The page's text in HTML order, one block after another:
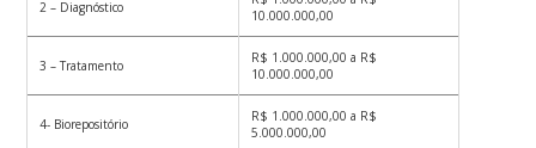
2 – Diagnóstico
10.000.000,00
3 – Tratamento
R$ 1.000.000,00 a R$
10.000.000,00
4- Biorepositório
R$ 1.000.000,00 a R$
5.000.000,00